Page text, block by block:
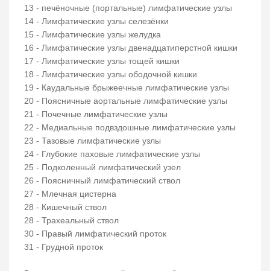
13 - печёночные (портальные) лимфатические узлы
14 - Лимфатические узлы селезёнки
15 - Лимфатические узлы желудка
16 - Лимфатические узлы двенадцатиперстной кишки
17 - Лимфатические узлы тощей кишки
18 - Лимфатические узлы ободочной кишки
19 - Каудальные брыжеечные лимфатические узлы
20 - Поясничные аортальные лимфатические узлы
21 - Почечные лимфатические узлы
22 - Медиальные подвздошные лимфатические узлы
23 - Тазовые лимфатические узлы
24 - Глубокие паховые лимфатические узлы
25 - Подколенный лимфатический узел
26 - Поясничный лимфатический ствол
27 - Млечная цистерна
28 - Кишечный ствол
28 - Трахеальный ствол
30 - Правый лимфатический проток
31 - Грудной проток